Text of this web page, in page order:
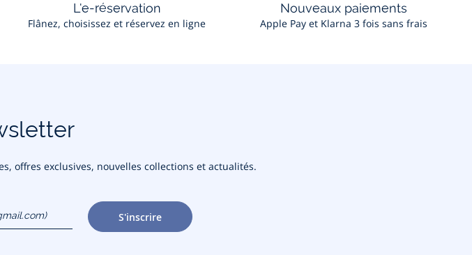
L'e-réservation
Flânez, choisissez et réservez en ligne
Nouveaux paiements
Apple Pay et Klarna 3 fois sans frais
offres exclusives, nouvelles collections et actualités.
S'inscrire